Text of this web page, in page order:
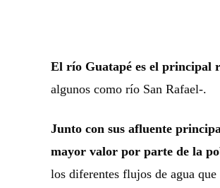
El río Guatapé es el principal
algunos como río San Rafael-.
Junto con sus afluente
mayor valor por parte de la
los diferentes flujos de agua